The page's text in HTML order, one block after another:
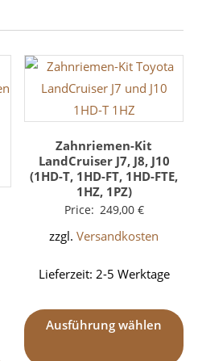
Zahnriemen-Kit
LandCruiser J7, J8, J10
(1HD-T, 1HD-FT, 1HD-FTE,
1HZ, 1PZ)
Price: 249,00 €
zzgl.Versandkosten
Lieferzeit: 2-5 Werktage
Ausführung wählen